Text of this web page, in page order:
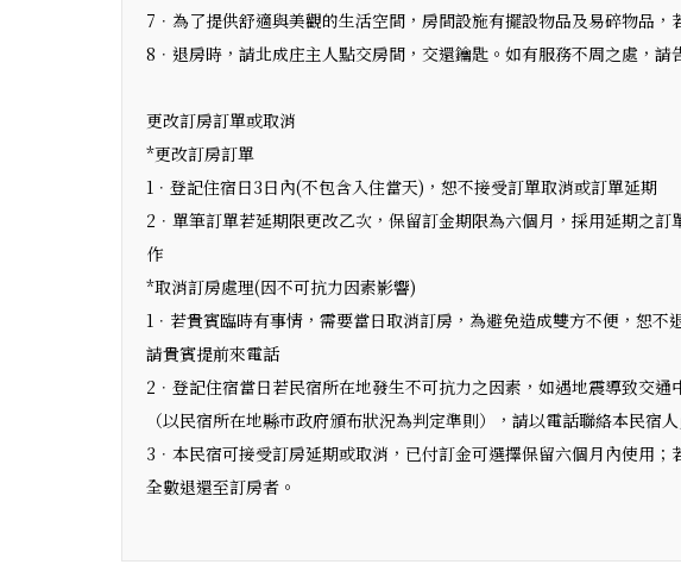
7．為了提供舒適與美觀的生活空間，房間設施有擺設物品及易碎物品，
8．退房時，請北成庄主人點交房間，交還鑰匙。如有服務不周之處，請
更改訂房訂單或取消
*更改訂房訂單
1．登記住宿日3日內(不包含入住當天)，恕不接受訂單取消或訂單延期
2．單筆訂單若延期限更改乙次，保留訂金期限為六個月，採用延期之訂
作
*取消訂房處理(因不可抗力因素影響)
1．若貴賓臨時有事情，需要當日取消訂房，為避免造成雙方不便，恕
請貴賓提前來電話
2．登記住宿當日若民宿所在地發生不可抗力之因素，如遇地震導致交
（以民宿所在地縣市政府頒布狀況為判定準則），請以電話聯絡本民宿
3．本民宿可接受訂房延期或取消，已付訂金可選擇保留六個月內使用
全數退還至訂房者。